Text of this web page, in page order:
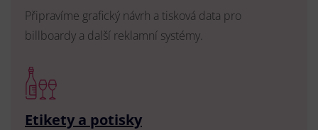
Připravíme grafický návrh a tisková data pro
billboardy a další reklamní systémy.
Etikety a potisky